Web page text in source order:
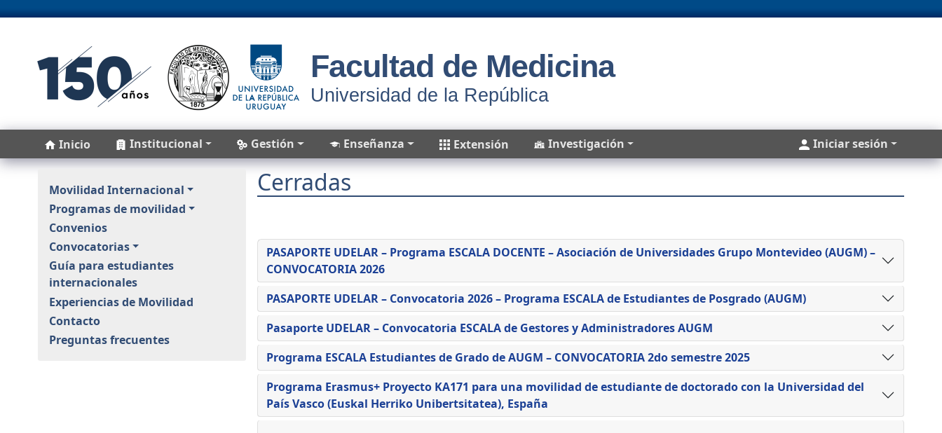
Facultad de Medicina
Universidad de la República
Main navigation
Inicio Institucional Gestión Enseñanza Extensión Investigación Cuentas
Iniciar sesión
Unidad de Asuntos Internacionales
Movilidad Internacional
Programas de movilidad
Convenios
Convocatorias
Guía para estudiantes
internacionales
Experiencias de Movilidad
Contacto
Preguntas frecuentes
Cerradas
PASAPORTE UDELAR – Programa ESCALA DOCENTE – Asociación de Universidades Grupo Montevideo (AUGM) –
CONVOCATORIA 2026
PASAPORTE UDELAR – Convocatoria 2026 – Programa ESCALA de Estudiantes de Posgrado (AUGM)
Pasaporte UDELAR – Convocatoria ESCALA de Gestores y Administradores AUGM
Programa ESCALA Estudiantes de Grado de AUGM – CONVOCATORIA 2do semestre 2025
Programa Erasmus+ Proyecto KA171 para una movilidad de estudiante de doctorado con la Universidad del
País Vasco (Euskal Herriko Unibertsitatea), España